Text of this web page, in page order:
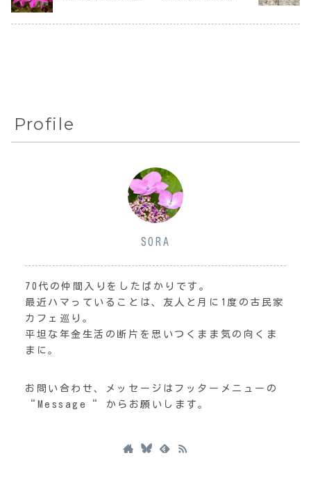
てい...
Profile
SORA
70代の仲間入りをしたばかりです。
最近ハマっていることは、友人と月に1度の古民家
カフェ巡り。
平坦な年金生活の断片を思いつくまま気の向くま
まに。
お問い合わせ、メッセージはフッターメニューの
“Message“ からお願いします。